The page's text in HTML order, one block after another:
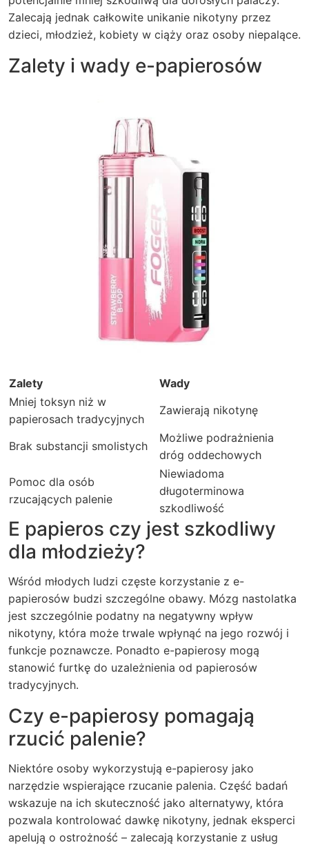
Zalecają jednak całkowite unikanie nikotyny przez
dzieci, młodzież, kobiety w ciąży oraz osoby niepalące.
Zalety i wady e-papierosów
Zalety
Wady
Mniej toksyn niż w
papierosach tradycyjnych
Zawierają nikotynę
Brak substancji smolistych
Możliwe podrażnienia
dróg oddechowych
Pomoc dla osób
rzucających palenie
Niewiadoma
długoterminowa
szkodliwość
E papieros czy jest szkodliwy
dla młodzieży?
Wśród młodych ludzi częste korzystanie z e-
papierosów budzi szczególne obawy. Mózg nastolatka
jest szczególnie podatny na negatywny wpływ
nikotyny, która może trwale wpłynąć na jego rozwój i
funkcje poznawcze. Ponadto e-papierosy mogą
stanowić furtkę do uzależnienia od papierosów
tradycyjnych.
Czy e-papierosy pomagają
rzucić palenie?
Niektóre osoby wykorzystują e-papierosy jako
narzędzie wspierające rzucanie palenia. Część badań
wskazuje na ich skuteczność jako alternatywy, która
pozwala kontrolować dawkę nikotyny, jednak eksperci
apelują o ostrożność – zalecają korzystanie z usług